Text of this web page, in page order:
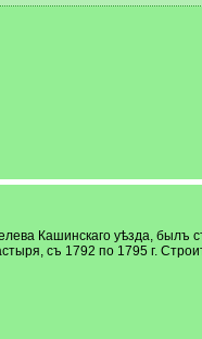
Кашинскаго уѣзда, былъ съ
съ 1792 по 1795 г.